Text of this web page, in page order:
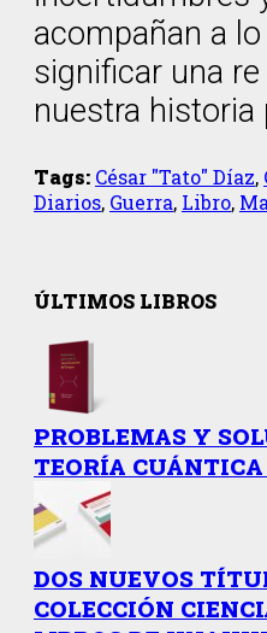
acompañan a
significar una
nuestra historia
Tags: César "Tato" Díaz,
Diarios, Guerra, Libro,
ÚLTIMOS LIBROS
PROBLEMAS Y
TEORÍA
DOS NUEVOS
COLECCIÓN